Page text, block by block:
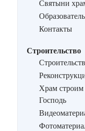
Святыни
Контакты
Строительство
Храм
Господь